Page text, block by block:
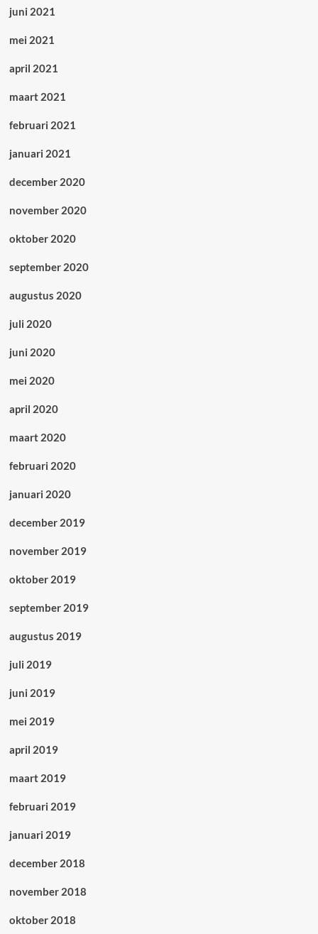
juni 2021
mei 2021
april 2021
maart 2021
februari 2021
januari 2021
december 2020
november 2020
oktober 2020
september 2020
augustus 2020
juli 2020
juni 2020
mei 2020
april 2020
maart 2020
februari 2020
januari 2020
december 2019
november 2019
oktober 2019
september 2019
augustus 2019
juli 2019
juni 2019
mei 2019
april 2019
maart 2019
februari 2019
januari 2019
december 2018
november 2018
oktober 2018